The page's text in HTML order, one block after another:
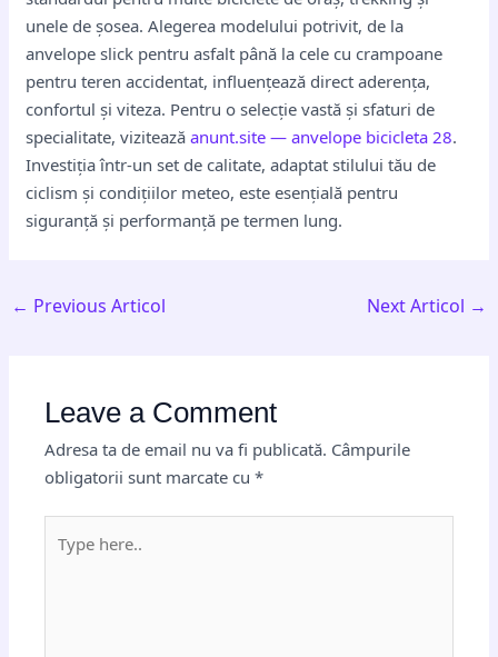
unele de șosea. Alegerea modelului potrivit, de la
anvelope slick pentru asfalt până la cele cu crampoane
pentru teren accidentat, influențează direct aderența,
confortul și viteza. Pentru o selecție vastă și sfaturi de
specialitate, viziteazăanunt.site — anvelope bicicleta 28.
Investiția într-un set de calitate, adaptat stilului tău de
ciclism și condițiilor meteo, este esențială pentru
siguranță și performanță pe termen lung.
← Previous Articol Next Articol →
Leave a Comment
Adresa ta de email nu va fi publicată. Câmpurile
obligatorii sunt marcate cu*
here..